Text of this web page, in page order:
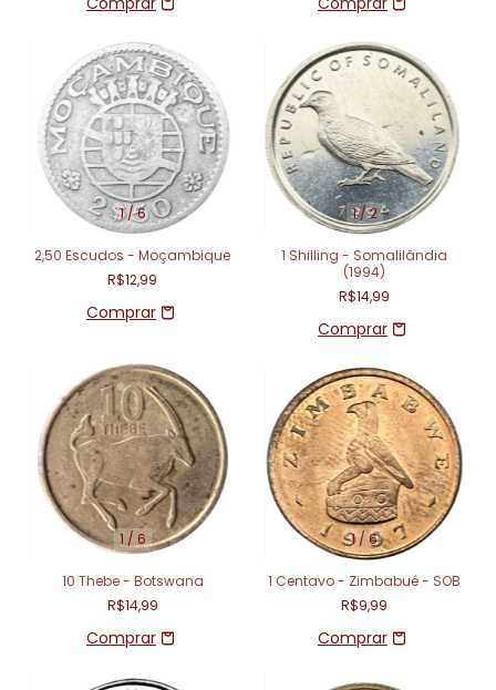
1/6
2,50 Escudos - Moçambique
R$12,99
1/2
1 Shilling - Somalilândia
(1994)
R$14,99
1/ 6
10 Thebe - Botswana
R$14,99
1/ 6
1 Centavo - Zimbabué - SOB
R$9,99